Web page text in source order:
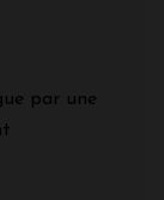
par une